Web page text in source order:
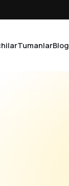
TumanlarBlog